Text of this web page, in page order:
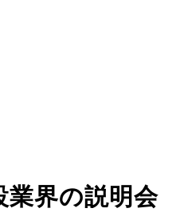
業界の説明会